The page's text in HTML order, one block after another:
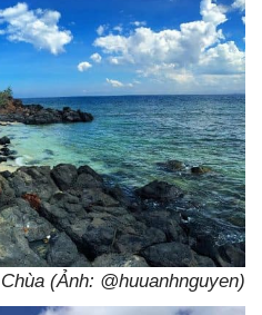
(Ảnh: @huuanhnguyen)